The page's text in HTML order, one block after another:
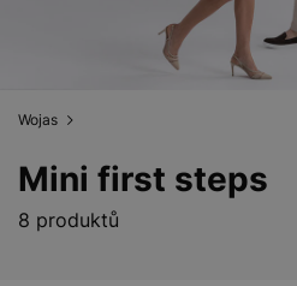
Wojas
Mini first steps
8 produktů